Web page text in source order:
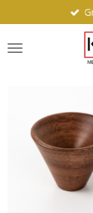
direct
naar
de